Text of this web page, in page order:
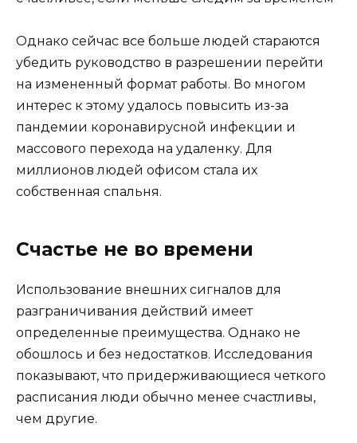
Однако сейчас все больше людей стараются
убедить руководство в разрешении перейти
на измененный формат работы. Во многом
интерес к этому удалось повысить из-за
пандемии коронавирусной инфекции и
массового перехода на удаленку. Для
миллионов людей офисом стала их
собственная спальня.
Счастье не во времени
Использование внешних сигналов для
разграничивания действий имеет
определенные преимущества. Однако не
обошлось и без недостатков. Исследования
показывают, что придерживающиеся четкого
расписания люди обычно менее счастливы,
чем другие.